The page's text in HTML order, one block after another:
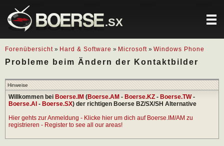
.SX
Forenübersicht » Hard & Software » Microsoft » Windows Phone
Probleme beim Ändern der Kontaktbilder
Hinweise
Willkommen bei Boerse.IM (Boerse.AM - Boerse.KZ - Boerse.TW-
Boerse.AI - Boerse.SX) der richtigen Boerse BZ/SX/SH Alternative
Hier gehts zur Anmeldung - Klicke hier um dich auf Boerse.IM/AM zu
registrieren - Register to see all our areas!